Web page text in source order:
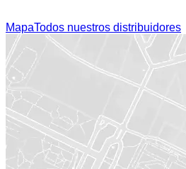
MapaTodos nuestros distribuidores